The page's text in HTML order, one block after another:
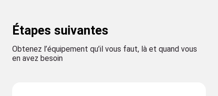
Étapes suivantes
Obtenez l’équipement qu’il vous faut, là et quand vous
en avez besoin